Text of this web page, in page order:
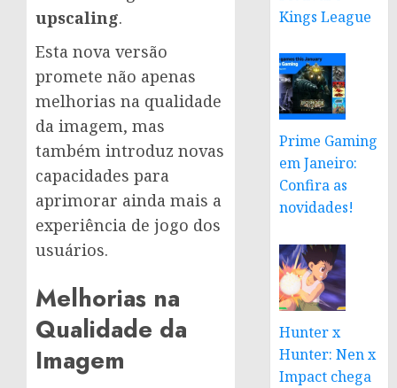
upscaling.
Esta nova versão
promete não apenas
melhorias na qualidade
da imagem, mas
também introduz novas
capacidades para
aprimorar ainda mais a
experiência de jogo dos
usuários.
Melhorias na
Qualidade da
Imagem
Kings League
Prime Gaming
em Janeiro:
Confira as
novidades!
Hunter x
Hunter: Nen x
Impact chega